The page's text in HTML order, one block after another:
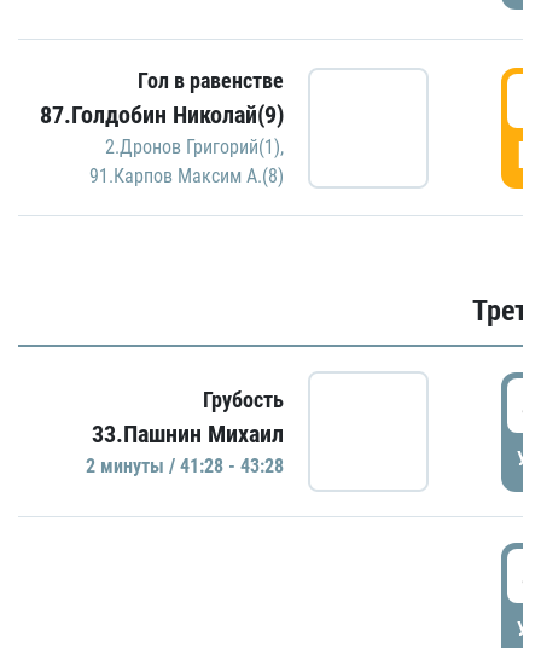
Гол в равенстве
87.Голдобин Николай(9)
2.Дронов Григорий(1),
91.Карпов Максим А.(8)
Грубость
33.Пашнин Михаил
2 минуты / 41:28 - 43:28